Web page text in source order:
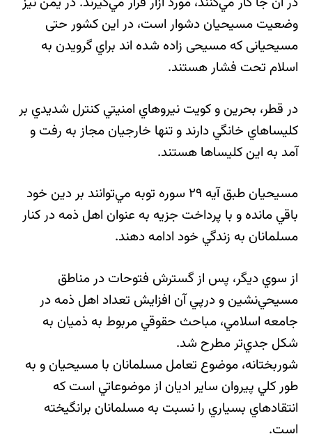
وضعيت مسيحيان دشوار است، در اين كشور حتی
مسيحيانی كه مسيحی زاده شده اند براي گرويدن به
اسلام تحت فشار هستند.
در قطر، بحرين و كويت نيروهاي امنيتي كنترل شديدي بر
كليساهاي خانگي دارند و تنها خارجيان مجاز به رفت و
آمد به اين كليساها هستند.
مسيحيان طبق آيه ٢٩ سوره توبه مي‌توانند بر دين خود
باقي مانده و با پرداخت جزيه به عنوان اهل ذمه در كنار
مسلمانان به زندگي خود ادامه دهند.
از سوي ديگر، پس از گسترش فتوحات در مناطق
مسيحي‌نشين و درپي آن افزايش تعداد اهل ذمه در
جامعه اسلامي، مباحث حقوقي مربوط به ذميان به
شكل جدي‌تر مطرح شد.
شوربختانه، موضوع تعامل مسلمانان با مسيحيان و به
طور كلي پيروان ساير اديان از موضوعاتي است كه
انتقادهاي بسياري را نسبت به مسلمانان برانگيخته
است.